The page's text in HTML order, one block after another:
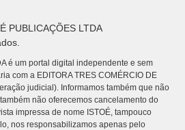
PUBLICAÇÕES LTDA
é um portal digital independente e sem
com a EDITORA TRES COMÉRCIO DE
judicial). Informamos também que não
não oferecemos cancelamento do
impressa de nome ISTOÉ, tampouco
nos responsabilizamos apenas pelo